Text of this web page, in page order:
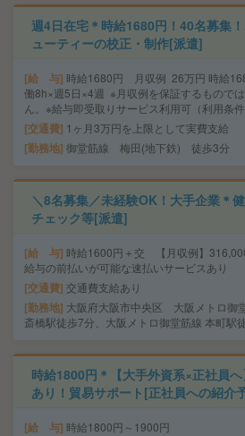
週4日在宅＊時給1680円！40名募集
ューティーの校正・制作[派遣]
給 与 時給1680円 月収例 26万円 時給
働8h×週5日×4週 ※月収例を保証するもので
ん。※給与即受取りサービス利用可（利用条件
交通費 1ヶ月3万円を上限として実費支給
勤務地 御堂筋線 梅田(地下鉄) 徒歩3分
＼8名募集／未経験OK！大手企業＊
チェック等[派遣]
給 与 時給1600円＋交 【月収例】
給与の前払いが可能な速払いサービスあり
交通費 交通費支給あり
勤務地 大阪府大阪市中央区 大阪メトロ御
斎橋駅徒歩7分、大阪メトロ御堂筋線 本町駅
時給1800円＊【大手外資系×正社員
あり！貿易サポート[正社員への紹介
給 与 時給1800円～1900円